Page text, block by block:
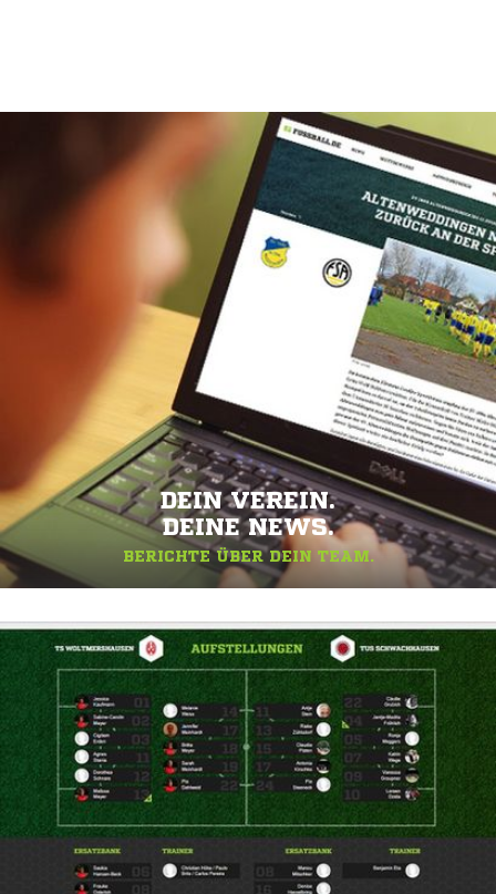
DEIN VEREIN.
DEINE NEWS.
BERICHTE ÜBER DEIN TEAM.